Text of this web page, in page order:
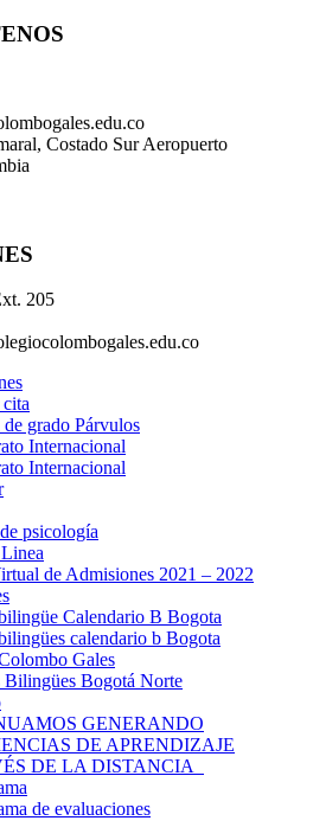
Costado Sur Aeropuerto
205
grado Párvulos
Internacional
Internacional
psicología
de Admisiones 2021 – 2022
Calendario B Bogota
calendario b Bogota
Gales
Bilingües Bogotá Norte
GENERANDO
DE APRENDIZAJE
DE LA DISTANCIA
de evaluaciones